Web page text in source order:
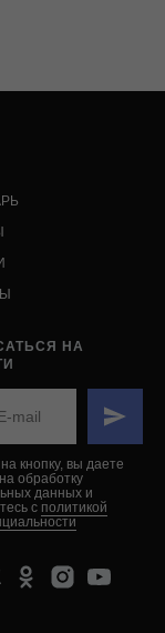
НА
кнопку, вы даете
обработку
данных и
c политикой